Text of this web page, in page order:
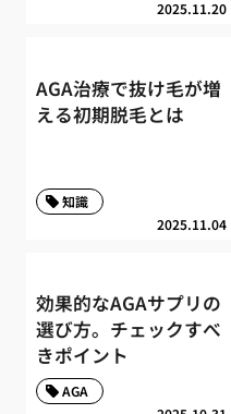
2025.11.20
AGA治療で抜け毛が増
える初期脱毛とは
2025.11.04
知識
効果的なAGAサプリの
選び方。チェックすべ
きポイント
AGA